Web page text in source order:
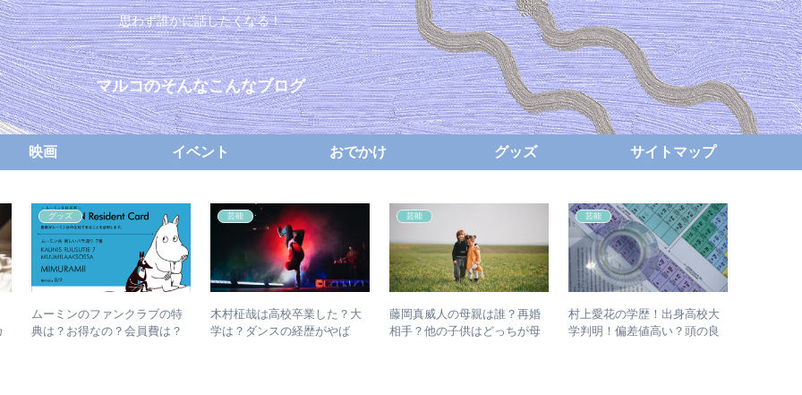
思わず誰かに話したくなる！
マルコのそんなこんなブログ
映画 イベント おでかけ グッズ サイトマップ
グッズ
ムーミンのファンクラブの特
典は？お得なの？会員費は？
芸能
木村柾哉は高校卒業した？大
学は？ダンスの経歴がやば
芸能
藤岡真威人の母親は誰？再婚
相手？他の子供はどっちが母
芸能
村上愛花の学歴！出身高校大
学判明！偏差値高い？頭の良